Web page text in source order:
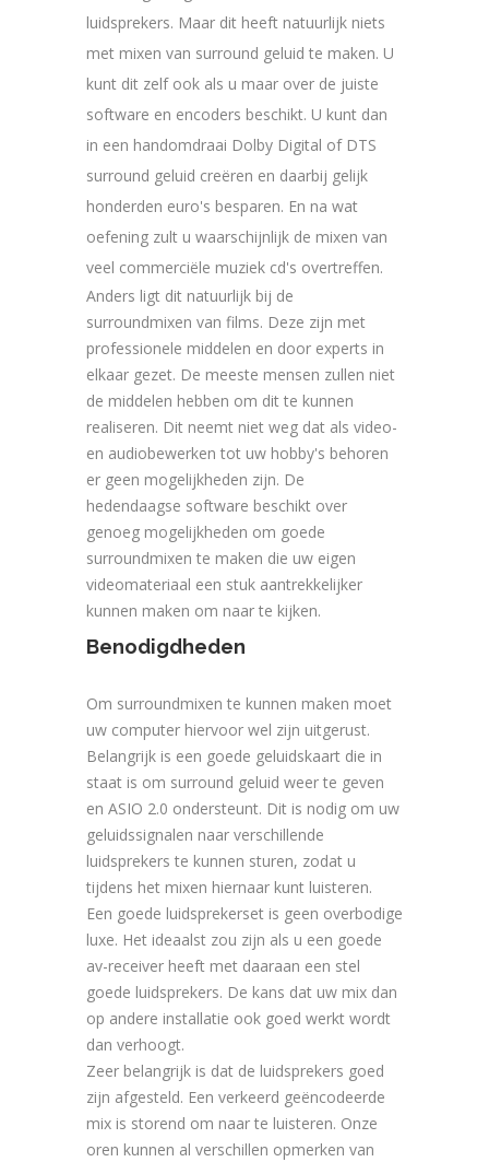
luidsprekers. Maar dit heeft natuurlijk niets
met mixen van surround geluid te maken. U
kunt dit zelf ook als u maar over de juiste
software en encoders beschikt. U kunt dan
in een handomdraai Dolby Digital of DTS
surround geluid creëren en daarbij gelijk
honderden euro's besparen. En na wat
oefening zult u waarschijnlijk de mixen van
veel commerciële muziek cd's overtreffen.
Anders ligt dit natuurlijk bij de
surroundmixen van films. Deze zijn met
professionele middelen en door experts in
elkaar gezet. De meeste mensen zullen niet
de middelen hebben om dit te kunnen
realiseren. Dit neemt niet weg dat als video-
en audiobewerken tot uw hobby's behoren
er geen mogelijkheden zijn. De
hedendaagse software beschikt over
genoeg mogelijkheden om goede
surroundmixen te maken die uw eigen
videomateriaal een stuk aantrekkelijker
kunnen maken om naar te kijken.
Benodigdheden
Om surroundmixen te kunnen maken moet
uw computer hiervoor wel zijn uitgerust.
Belangrijk is een goede geluidskaart die in
staat is om surround geluid weer te geven
en ASIO 2.0 ondersteunt. Dit is nodig om uw
geluidssignalen naar verschillende
luidsprekers te kunnen sturen, zodat u
tijdens het mixen hiernaar kunt luisteren.
Een goede luidsprekerset is geen overbodige
luxe. Het ideaalst zou zijn als u een goede
av-receiver heeft met daaraan een stel
goede luidsprekers. De kans dat uw mix dan
op andere installatie ook goed werkt wordt
dan verhoogt.
Zeer belangrijk is dat de luidsprekers goed
zijn afgesteld. Een verkeerd geëncodeerde
mix is storend om naar te luisteren. Onze
oren kunnen al verschillen opmerken van